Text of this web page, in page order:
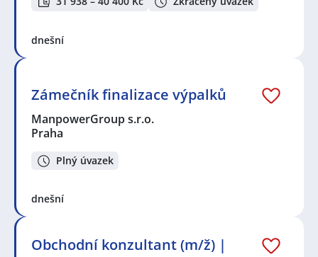
dnešní
Zámečník finalizace výpalků
ManpowerGroup s.r.o.
Praha
Plný úvazek
dnešní
Obchodní konzultant (m/ž) |